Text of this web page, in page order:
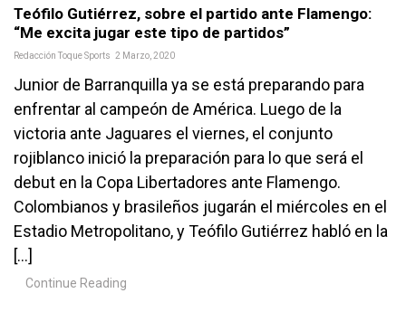
Teófilo Gutiérrez, sobre el partido ante Flamengo:
“Me excita jugar este tipo de partidos”
Redacción Toque Sports 2 Marzo, 2020
Junior de Barranquilla ya se está preparando para
enfrentar al campeón de América. Luego de la
victoria ante Jaguares el viernes, el conjunto
rojiblanco inició la preparación para lo que será el
debut en la Copa Libertadores ante Flamengo.
Colombianos y brasileños jugarán el miércoles en el
Estadio Metropolitano, y Teófilo Gutiérrez habló en la
[…]
Continue Reading